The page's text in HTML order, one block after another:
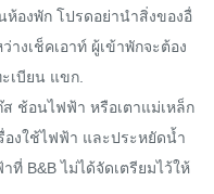
ห้องพัก โปรดอย่านำสิ่งของอื่
งเช็คเอาท์ ผู้เข้าพักจะต้อง
เบียน แขก.
ช้อนไฟฟ้า หรือเตาแม่เหล็ก
งใช้ไฟฟ้า และประหยัดน้ำ
ที่ B&B ไม่ได้จัดเตรียมไว้ให้